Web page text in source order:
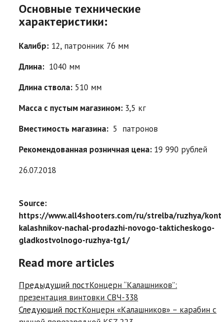
Основные технические
характеристики:
Калибр: 12, патронник 76 мм
Длина: 1040 мм
Длина ствола: 510 мм
Масса с пустым магазином: 3,5 кг
Вместимость магазина: 5 патронов
Рекомендованная розничная цена: 19 990 рублей
26.07.2018
Source:
https://www.all4shooters.com/ru/strelba/ruzhya/
kalashnikov-nachal-prodazhi-novogo-takticheskogo-
gladkostvolnogo-ruzhya-tg1/
Read more articles
Предыдущий постКонцерн “Калашников”:
презентация винтовки СВЧ-338
Следующий постКонцерн «Калашников» – карабин с